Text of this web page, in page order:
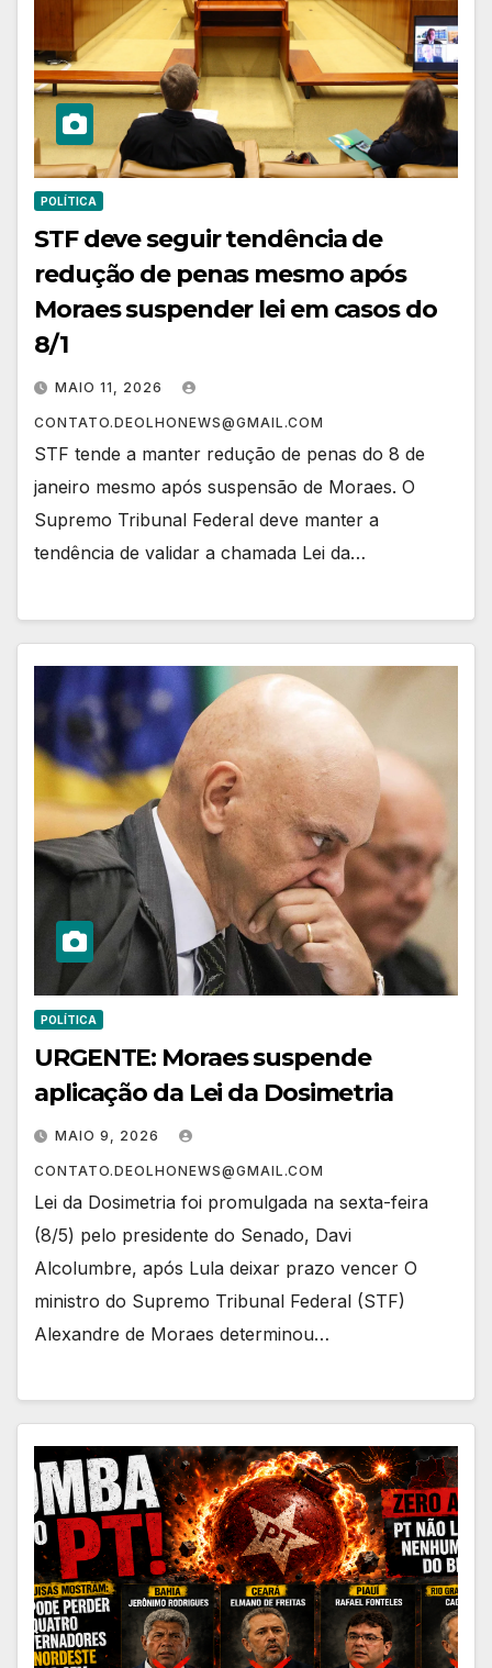
POLÍTICA
STF deve seguir tendência de
redução de penas mesmo após
Moraes suspender lei em casos do
8/1
MAIO 11, 2026
CONTATO.DEOLHONEWS@GMAIL.COM
STF tende a manter redução de penas do 8 de
janeiro mesmo após suspensão de Moraes. O
Supremo Tribunal Federal deve manter a
tendência de validar a chamada Lei da…
POLÍTICA
URGENTE: Moraes suspende
aplicação da Lei da Dosimetria
MAIO 9, 2026
CONTATO.DEOLHONEWS@GMAIL.COM
Lei da Dosimetria foi promulgada na sexta-feira
(8/5) pelo presidente do Senado, Davi
Alcolumbre, após Lula deixar prazo vencer O
ministro do Supremo Tribunal Federal (STF)
Alexandre de Moraes determinou…